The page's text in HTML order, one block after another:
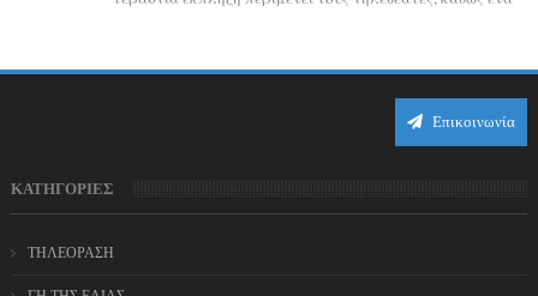
Επικοινωνία
ΚΑΤΗΓΟΡΙΕΣ
ΤΗΛΕΟΡΑΣΗ